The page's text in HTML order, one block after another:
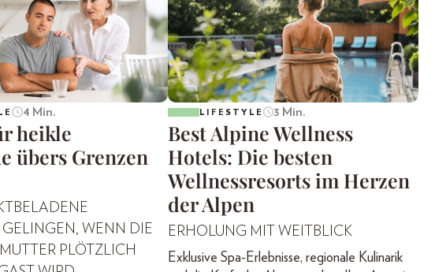
4 Min.
heikle
übers Grenzen
GELINGEN, WENN DIE
PLÖTZLICH
LIFESTYLE 3 Min.
Best Alpine Wellness
Hotels: Die besten
Wellnessresorts im Herzen
der Alpen
ERHOLUNG MIT WEITBLICK
Exklusive Spa-Erlebnisse, regionale Kulinarik